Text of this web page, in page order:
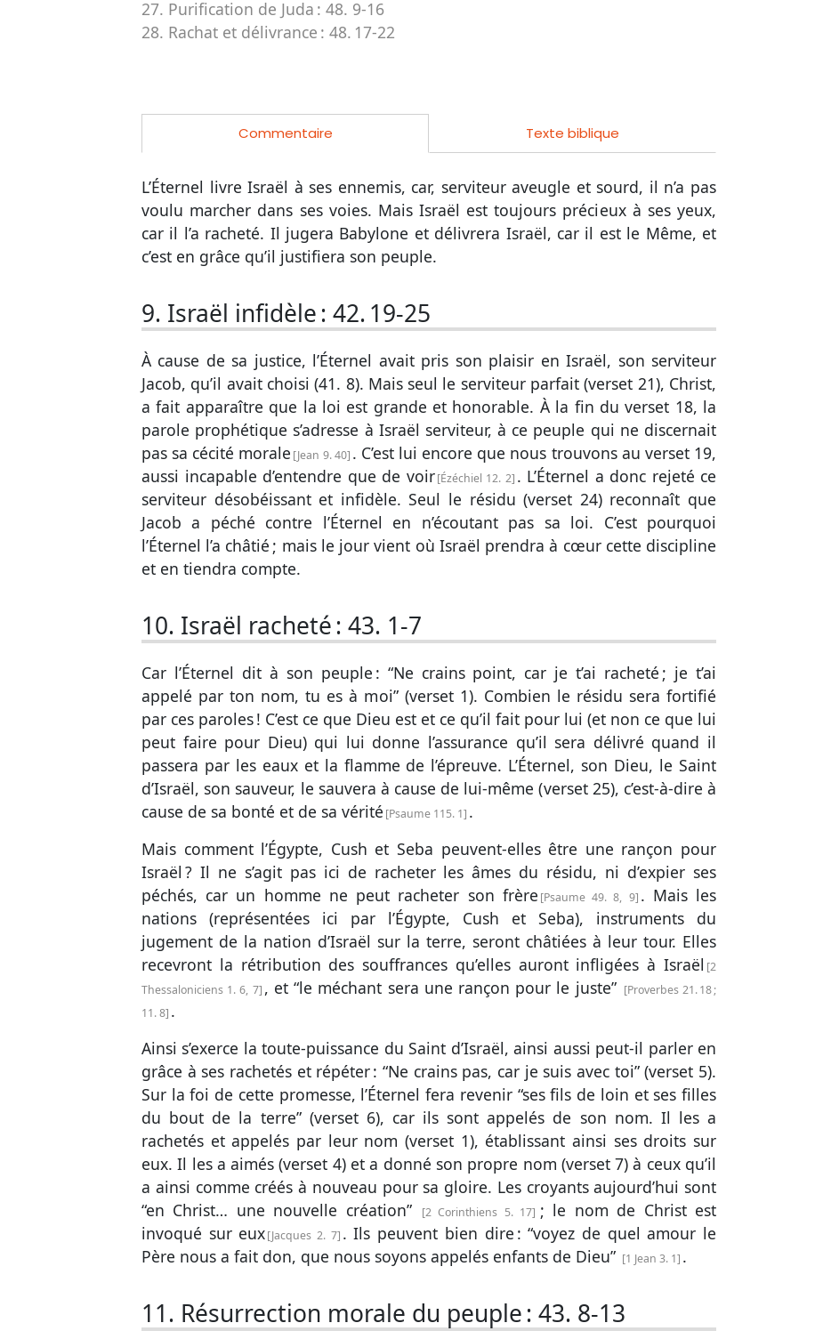
27. Purification de Juda : 48. 9-16
28. Rachat et délivrance : 48. 17-22
Commentaire Texte biblique
L’Éternel livre Israël à ses ennemis, car, serviteur aveugle et sourd, il n’a pas
voulu marcher dans ses voies. Mais Israël est toujours précieux à ses yeux,
car il l’a racheté. Il jugera Babylone et délivrera Israël, car il est le Même, et
c’est en grâce qu’il justifiera son peuple.
9. Israël infidèle : 42. 19-25
À cause de sa justice, l’Éternel avait pris son plaisir en Israël, son serviteur
Jacob, qu’il avait choisi (41. 8). Mais seul le serviteur parfait (verset 21), Christ,
a fait apparaître que la loi est grande et honorable. À la fin duverset 18, la
parole prophétique s’adresse à Israël serviteur, à ce peuple qui ne discernait
pas sa cécité morale Jean 9. 40 . C’est lui encore que nous trouvons au verset 19,
aussi incapable d’entendre que de voir Ézéchiel 12. 2 . L’Éternel a donc rejeté ce
serviteur désobéissant et infidèle. Seul le résidu (verset 24) reconnaît que
Jacob a péché contre l’Éternel en n’écoutant pas sa loi. C’est pourquoi
l’Éternel l’a châtié ; mais le jour vient où Israël prendra à cœur cette discipline
et en tiendra compte.
10. Israël racheté : 43. 1-7
Car l’Éternel dit à son peuple : “Ne crains point, car je t’ai racheté ; je t’ai
appelé par ton nom, tu es à moi” (verset 1). Combien le résidu sera fortifié
par ces paroles ! C’est ce que Dieu est et ce qu’il fait pour lui (et non ce que lui
peut faire pour Dieu) qui lui donne l’assurance qu’il sera délivré quand il
passera par les eaux et la flamme de l’épreuve. L’Éternel, son Dieu, le Saint
d’Israël, son sauveur, le sauvera à cause de lui-même (verset 25), c’est-à-dire à
cause de sa bonté et de sa vérité Psaume 115. 1 .
Mais comment l’Égypte, Cush et Seba peuvent-elles être une rançon pour
Israël ? Il ne s’agit pas ici de racheter les âmes du résidu, ni d’expier ses
péchés, car un homme ne peut racheter son frère Psaume 49. 8, 9 . Mais les
nations (représentées ici par l’Égypte, Cush et Seba), instruments du
jugement de la nation d’Israël sur la terre, seront châtiées à leur tour. Elles
recevront la rétribution des souffrances qu’elles auront infligées à Israël 2
Thessaloniciens 1. 6, 7 , et “le méchant sera une rançon pour le juste” Proverbes 21. 18;
11. 8 .
Ainsi s’exerce la toute-puissance du Saint d’Israël, ainsi aussi peut-il parler en
grâce à ses rachetés et répéter : “Ne crains pas, car je suis avec toi” (verset 5).
Sur la foi de cette promesse, l’Éternel fera revenir “ses fils de loin et ses filles
du bout de la terre” (verset 6), car ils sont appelés de son nom. Il les a
rachetés et appelés par leur nom (verset 1), établissant ainsi ses droits sur
eux. Il les a aimés (verset 4) et a donné son propre nom (verset 7) à ceux qu’il
a ainsi comme créés à nouveau pour sa gloire. Les croyants aujourd’hui sont
“en Christ… une nouvelle création”
2 Corinthiens 5. 17 ; le nom de Christ est
invoqué sur eux Jacques 2. 7 . Ils peuvent bien dire : “voyez de quel amour le
Père nous a fait don, que nous soyons appelés enfants de Dieu”
1 Jean 3. 1 .
11. Résurrection morale du peuple : 43. 8-13